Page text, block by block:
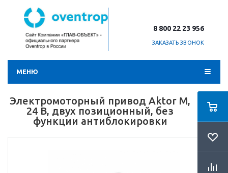
8 800 22 23 956
ЗАКАЗАТЬ ЗВОНОК
МЕНЮ
Электромоторный привод Aktor M,
24 B, двух позиционный, без
функции антиблокировки